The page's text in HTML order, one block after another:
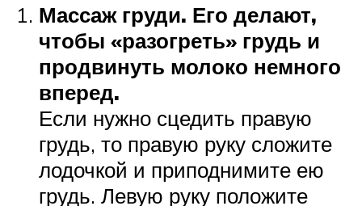
Массаж груди. Его делают,
чтобы «разогреть» грудь и
продвинуть молоко немного
вперед.
Если нужно сцедить правую
грудь, то правую руку сложите
лодочкой и приподнимите ею
грудь. Левую руку положите